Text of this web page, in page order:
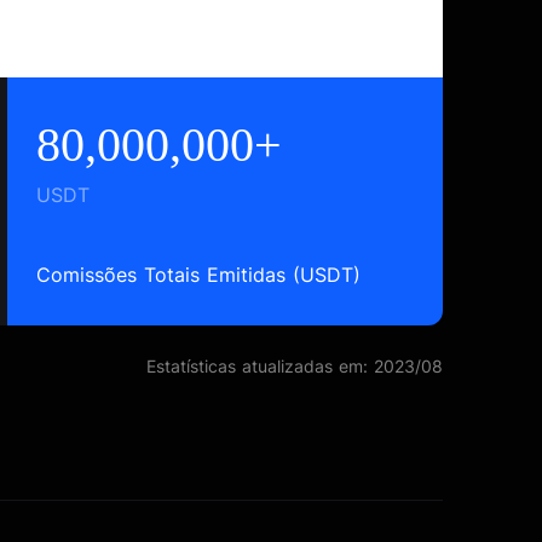
80,000,000+
USDT
Comissões Totais Emitidas (USDT)
Estatísticas atualizadas em: 2023/08